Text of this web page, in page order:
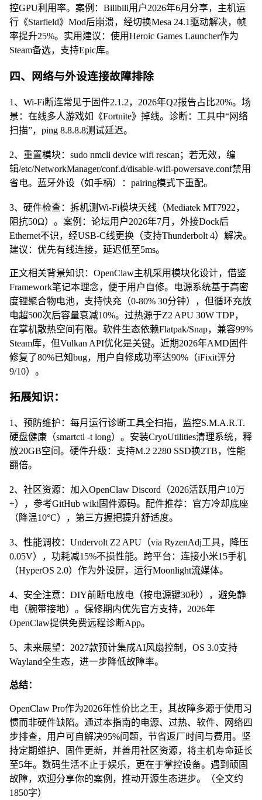
控GPU利用率。案例：Bilibili用户2026年6月分享，主机运
行《Starfield》Mod后崩溃，经切换Mesa 24.1驱动解决，帧
率提升25%。实用建议：使用Heroic Games Launcher作为
Steam备选，支持Epic库。
四、网络与外设连接故障排除
1、Wi-Fi断连常见于固件2.1.2，2026年Q2报告占比20%。场
景：在线多人游戏如《Fortnite》掉线。诊断：工具中“网络
扫描”，ping 8.8.8.8测试延迟。
2、重置模块：sudo nmcli device wifi rescan；若无效，编
辑/etc/NetworkManager/conf.d/disable-wifi-powersave.conf禁用
省电。蓝牙外设（如手柄）：pairing模式下重配。
3、硬件检查：拆机测Wi-Fi模块天线（Mediatek MT7922，
阻抗50Ω）。案例：论坛用户2026年7月，外接Dock后
Ethernet不识，经USB-C线更换（支持Thunderbolt 4）解决。
建议：优先有线连接，延迟低至5ms。
正文相关背景知识：OpenClaw主机采用模块化设计，借鉴
Framework笔记本理念，便于用户自修。电源系统基于高密
度锂聚合物电池，支持快充（0-80% 30分钟），但循环充放
电超500次后容量衰减10%。过热源于Z2 APU 30W TDP，
在掌机散热空间有限。软件生态依赖Flatpak/Snap，兼容99%
Steam库，但Vulkan API优化是关键。近期2026年AMD固件
修复了80%已知bug，用户自修成功率达90%（iFixit评分
9/10）。
拓展知识：
1、预防维护：每月运行诊断工具全扫描，监控S.M.A.R.T.
硬盘健康（smartctl -t long）。安装CryoUtilities清理系统，释
放20GB空间。硬件升级：支持M.2 2280 SSD换2TB，性能
翻倍。
2、社区资源：加入OpenClaw Discord（2026活跃用户10万
+），参考GitHub wiki固件源码。配件推荐：官方冷却底座
（降温10°C），第三方握把提升舒适度。
3、性能调校：Undervolt Z2 APU（via RyzenAdj工具，降压
0.05V），功耗减15%不损性能。跨平台：连接小米15手机
（HyperOS 2.0）作为外设屏，运行Moonlight流媒体。
4、安全注意：DIY前断电放电（按电源键30秒），避免静
电（腕带接地）。保修期内优先官方支持，2026年
OpenClaw提供免费远程诊断App。
5、未来展望：2027款预计集成AI风扇控制，OS 3.0支持
Wayland全生态，进一步降低故障率。
总结：
OpenClaw Pro作为2026年性价比之王，其故障多源于使用习
惯而非硬件缺陷。通过本指南的电源、过热、软件、网络四
步排查，用户可自解决95%问题，节省返厂时间与费用。坚
持定期维护、固件更新，并善用社区资源，将主机寿命延长
至5年。数码生活不止于娱乐，更在于掌控设备。遇到顽固
故障，欢迎分享你的案例，推动开源生态进步。（全文约
1850字）